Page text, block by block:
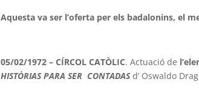
Aquesta va ser l’oferta per els badalonins, el
05/02/1972 – CÍRCOL CATÒLIC. Actuació de
HISTÒRIAS PARA SER CONTADASd’ Oswaldo